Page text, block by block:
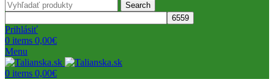
Search
Prihlásiť
0 items 0,00€
Menu
0 items 0,00€